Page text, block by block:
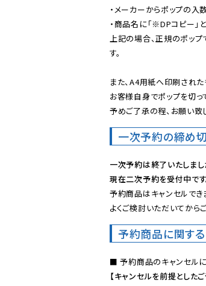
・メーカーからポップの
・商品名に「※DPコピー」
上記の場合、正規のポップ
す。
また、A4用紙へ印刷された
お客様自身でポップを切っ
予めご了承の程、お願い致
一次予約の締め
一次予約は終了いたしまし
現在二次予約を受付中です
予約商品はキャンセルでき
よくご検討いただいてから
予約商品に関す
【キャンセルを前提とした